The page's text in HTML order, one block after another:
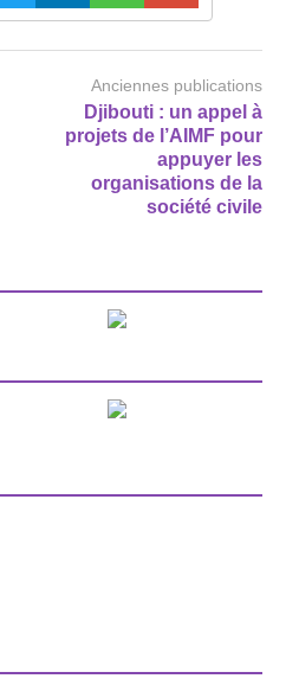
Anciennes publications
Djibouti : un appel à
projets de l’AIMF pour
appuyer les
organisations de la
société civile